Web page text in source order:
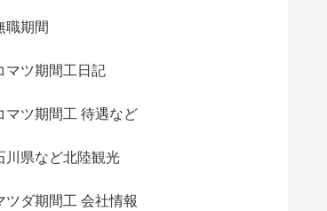
職期間
マツ期間工日記
マツ期間工 待遇など
川県など北陸観光
ツダ期間工 会社情報